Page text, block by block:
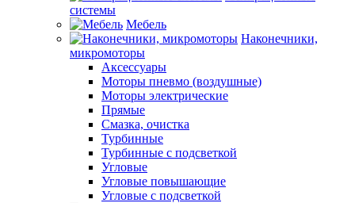
системы
Мебель
Наконечники,
микромоторы
Аксессуары
Моторы пневмо (воздушные)
Моторы электрические
Прямые
Смазка, очистка
Турбинные
Турбинные с подсветкой
Угловые
Угловые повышающие
Угловые с подсветкой